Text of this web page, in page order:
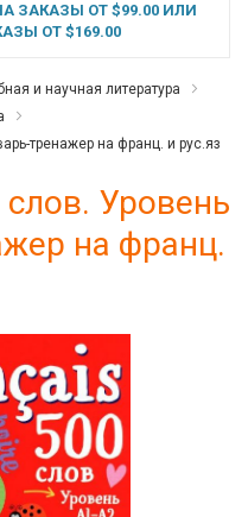
ЗАКАЗЫ ОТ $99.00 ИЛИ
ОТ $169.00
и научная литература
тренажер на франц. и рус.яз
Уровень
на франц.